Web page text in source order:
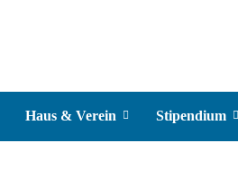
Haus & Verein Stipendium